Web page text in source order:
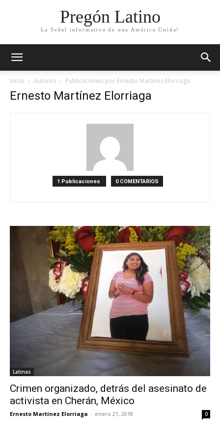
Pregón Latino
La Señal informativa de una América Unida!
Inicio Autores Publicaciones por Ernesto Martínez Elorriaga
Ernesto Martínez Elorriaga
1 Publicaciones 0 COMENTARIOS
Latinas
Crimen organizado, detrás del asesinato de
activista en Cherán, México
Ernesto Martínez Elorriaga - enero 21, 2018 0